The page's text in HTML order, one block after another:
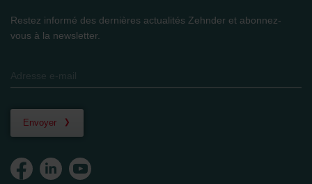
Restez informé des dernières actualités Zehnder et abonnez-
vous à la newsletter.
Envoyer